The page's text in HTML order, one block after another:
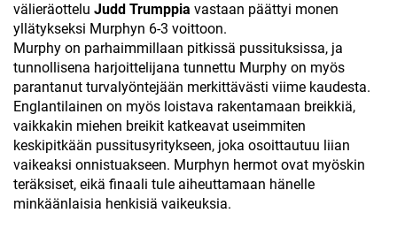
välieräottelu Judd Trumppia vastaan päättyi monen
yllätykseksi Murphyn 6-3 voittoon.
Murphy on parhaimmillaan pitkissä pussituksissa, ja
tunnollisena harjoittelijana tunnettu Murphy on myös
parantanut turvalyöntejään merkittävästi viime kaudesta.
Englantilainen on myös loistava rakentamaan breikkiä,
vaikkakin miehen breikit katkeavat useimmiten
keskipitkään pussitusyritykseen, joka osoittautuu liian
vaikeaksi onnistuakseen. Murphyn hermot ovat myöskin
teräksiset, eikä finaali tule aiheuttamaan hänelle
minkäänlaisia henkisiä vaikeuksia.